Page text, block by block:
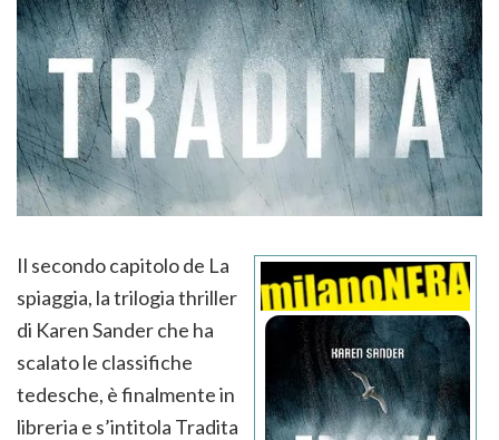
Il secondo capitolo de La
spiaggia, la trilogia thriller
di Karen Sander che ha
scalato le classifiche
tedesche, è finalmente in
libreria e s’intitola Tradita